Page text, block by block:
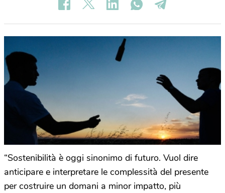
“Sostenibilità è oggi sinonimo di futuro. Vuol dire
anticipare e interpretare le complessità del presente
per costruire un domani a minor impatto, più